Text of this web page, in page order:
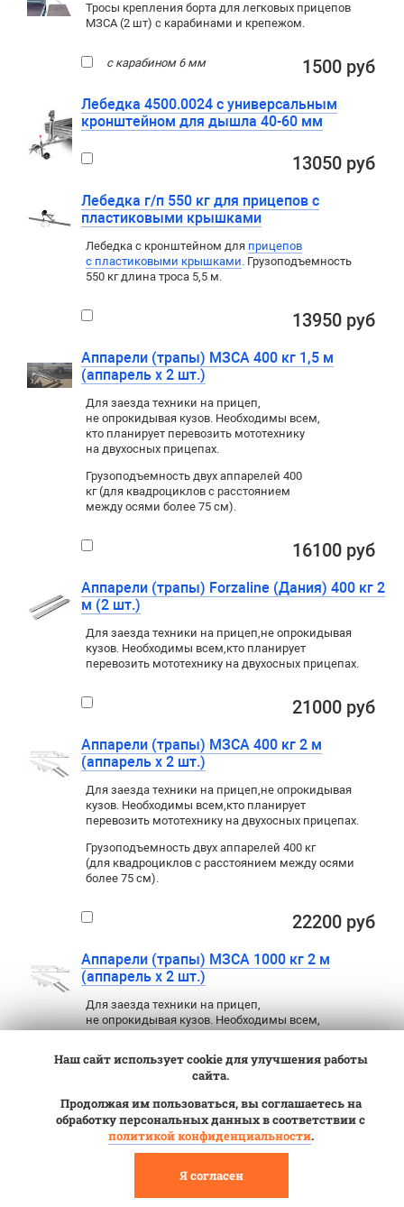
Тросы крепления борта для легковых прицепов
МЗСА (2 шт) с карабинами и крепежом.
с карабином 6 мм 1500 руб
Лебедка 4500.0024 с универсальным
кронштейном для дышла 40-60 мм
13050 руб
Лебедка г/п 550 кг для прицепов с
пластиковыми крышками
Лебедка c кронштейном для прицепов
с пластиковыми крышками. Грузоподъемность
550 кг длина троса 5,5 м.
13950 руб
Аппарели (трапы) МЗСА 400 кг 1,5 м
(аппарель х 2 шт.)
Для заезда техники на прицеп,
не опрокидывая кузов. Необходимы всем,
кто планирует перевозить мототехнику
на двухосных прицепах.
Грузоподъемность двух аппарелей 400
кг (для квадроциклов с расстоянием
между осями более 75 см).
16100 руб
Аппарели (трапы) Forzaline (Дания) 400 кг 2
м (2 шт.)
Для заезда техники на прицеп,не опрокидывая
кузов. Необходимы всем,кто планирует
перевозить мототехнику на двухосных прицепах.
21000 руб
Аппарели (трапы) МЗСА 400 кг 2 м
(аппарель х 2 шт.)
Для заезда техники на прицеп,не опрокидывая
кузов. Необходимы всем,кто планирует
перевозить мототехнику на двухосных прицепах.
Грузоподъемность двух аппарелей 400 кг
(для квадроциклов с расстоянием между осями
более 75 см).
22200 руб
Аппарели (трапы) МЗСА 1000 кг 2 м
(аппарель х 2 шт.)
Для заезда техники на прицеп,
не опрокидывая кузов. Необходимы всем,
Грузоподъемность двух аппарелей 1000
между осями более 120 см).
33200 руб
Наш сайт использует cookie для улучшения работы
сайта.
Продолжая им пользоваться, вы соглашаетесь на
обработку персональных данных в соответствии с
политикой конфиденциальности.
Я согласен